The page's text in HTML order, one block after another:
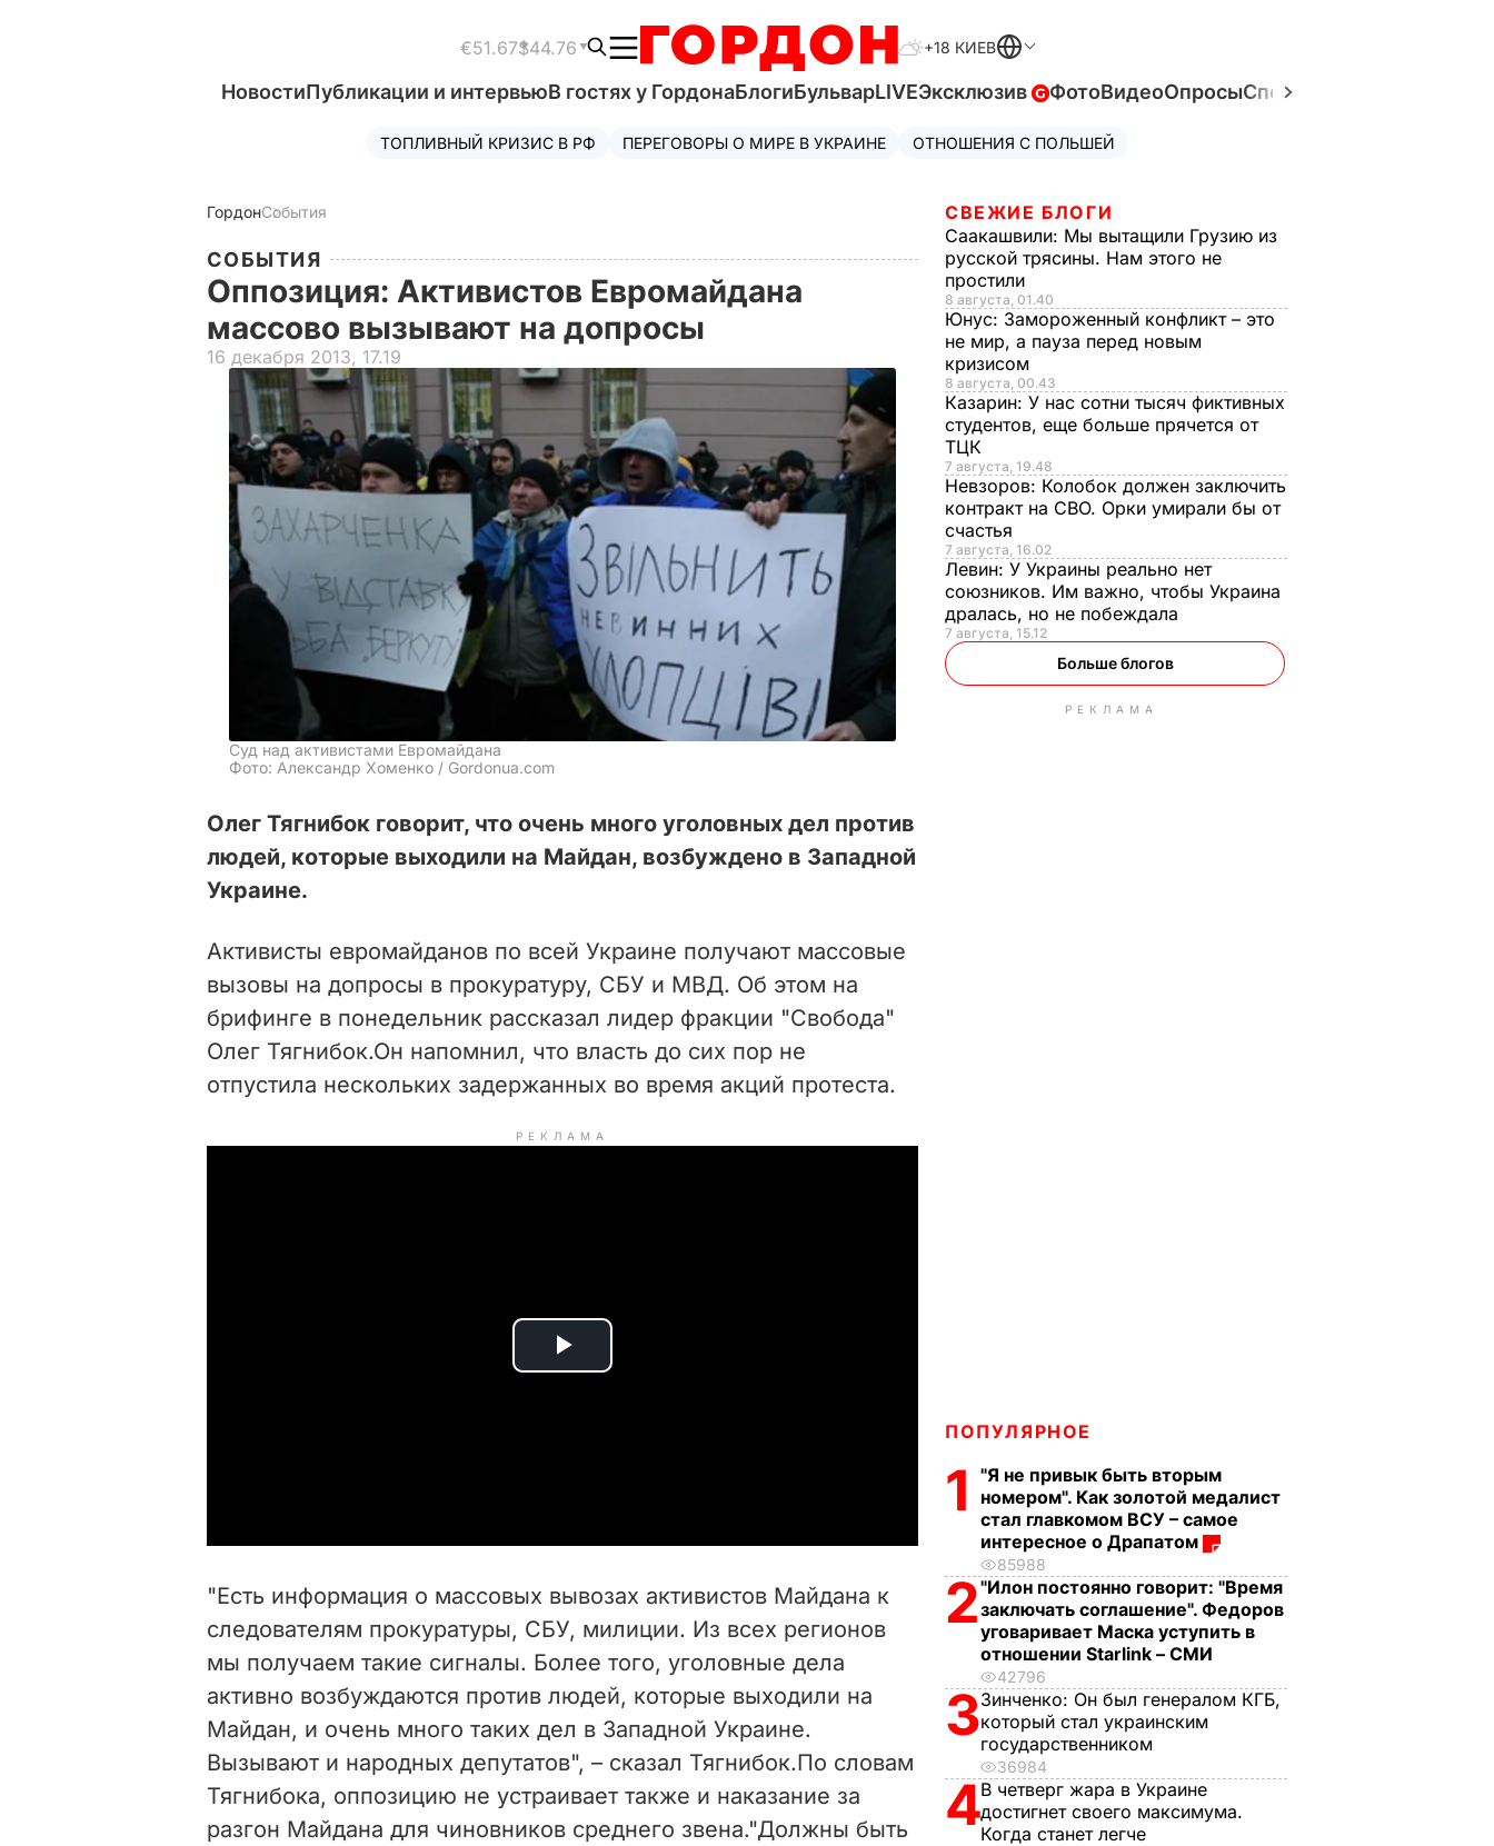
€51.67$44.76 +18 КИЕВ
НовостиПубликации и интервьюВ гостях у ГордонаБлогиБульварLIVEЭксклюзив ФотоВидеоОпросыСпецпроекты
ТОПЛИВНЫЙ КРИЗИС В РФ ПЕРЕГОВОРЫ О МИРЕ В УКРАИНЕ ОТНОШЕНИЯ С ПОЛЬШЕЙ
ГордонСобытия
СОБЫТИЯ
Оппозиция: Активистов Евромайдана
массово вызывают на допросы
16 декабря 2013, 17.19
Суд над активистами Евромайдана
Фото: Александр Хоменко / Gordonua.com
Олег Тягнибок говорит, что очень много уголовных дел против
людей, которые выходили на Майдан, возбуждено в Западной
Украине.
Активисты евромайданов по всей Украине получают массовые
вызовы на допросы в прокуратуру, СБУ и МВД. Об этом на
брифинге в понедельник рассказал лидер фракции "Свобода"
Олег Тягнибок.Он напомнил, что власть до сих пор не
отпустила нескольких задержанных во время акций протеста.
РЕКЛАМА
P
i
d
e
o
"Есть информация о массовых вывозах активистов Майдана к
следователям прокуратуры, СБУ, милиции. Из всех регионов
мы получаем такие сигналы. Более того, уголовные дела
активно возбуждаются против людей, которые выходили на
Майдан, и очень много таких дел в Западной Украине.
Вызывают и народных депутатов", – сказал Тягнибок.По словам
Тягнибока, оппозицию не устраивает также и наказание за
разгон Майдана для чиновников среднего звена."Должны быть
СВЕЖИЕ БЛОГИ
Саакашвили: Мы вытащили Грузию из
русской трясины. Нам этого не
простили
8 августа, 01.40
Юнус: Замороженный конфликт – это
не мир, а пауза перед новым
кризисом
8 августа, 00.43
Казарин: У нас сотни тысяч фиктивных
студентов, еще больше прячется от
ТЦК
7 августа, 19.48
Невзоров: Колобок должен заключить
контракт на СВО. Орки умирали бы от
счастья
7 августа, 16.02
Левин: У Украины реально нет
союзников. Им важно, чтобы Украина
дралась, но не побеждала
7 августа, 15.12
Больше блогов
РЕКЛАМА
ПОПУЛЯРНОЕ
1
"Я не привык быть вторым
номером". Как золотой медалист
стал главкомом ВСУ – самое
интересное о Драпатом
85988
2"Илон постоянно говорит: "Время
заключать соглашение". Федоров
уговаривает Маска уступить в
отношении Starlink – СМИ
42796
3Зинченко: Он был генералом КГБ,
который стал украинским
государственником
36984
4В четверг жара в Украине
достигнет своего максимума.
Когда станет легче